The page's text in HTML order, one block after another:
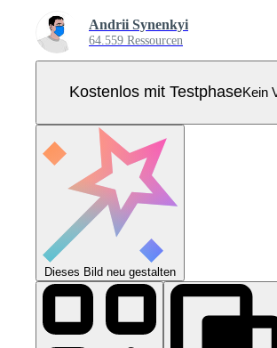
Andrii Synenkyi
64.559 Ressourcen
Kostenlos mit TestphaseKein
Dieses Bild neu gestalten